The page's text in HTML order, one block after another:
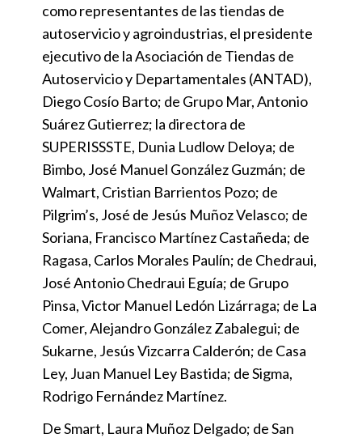
como representantes de las tiendas de
autoservicio y agroindustrias, el presidente
ejecutivo de la Asociación de Tiendas de
Autoservicio y Departamentales (ANTAD),
Diego Cosío Barto; de Grupo Mar, Antonio
Suárez Gutierrez; la directora de
SUPERISSSTE, Dunia Ludlow Deloya; de
Bimbo, José Manuel González Guzmán; de
Walmart, Cristian Barrientos Pozo; de
Pilgrim’s, José de Jesús Muñoz Velasco; de
Soriana, Francisco Martínez Castañeda; de
Ragasa, Carlos Morales Paulín; de Chedraui,
José Antonio Chedraui Eguía; de Grupo
Pinsa, Victor Manuel Ledón Lizárraga; de La
Comer, Alejandro González Zabalegui; de
Sukarne, Jesús Vizcarra Calderón; de Casa
Ley, Juan Manuel Ley Bastida; de Sigma,
Rodrigo Fernández Martínez.
De Smart, Laura Muñoz Delgado; de San